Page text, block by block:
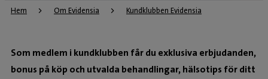
Hem Om Evidensia Kundklubben Evidensia
Som medlem i kundklubben får du exklusiva erbjudanden,
bonus på köp och utvalda behandlingar, hälsotips för ditt